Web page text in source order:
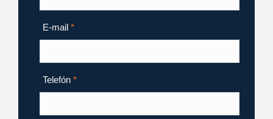
E-mail *
Telefón *